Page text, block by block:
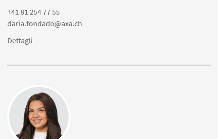
+41 81 254 77 55
daria.fondado@axa.ch
Dettagli